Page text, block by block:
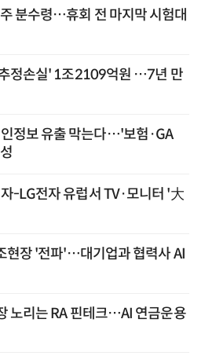
분수령…휴회 전 마지막 시험대
정손실' 1조2109억원 …7년 만
정보 유출 막는다…'보험·GA
-LG전자 유럽서 TV·모니터 '大
현장 '전파'…대기업과 협력사 AI
노리는 RA 핀테크…AI 연금운용